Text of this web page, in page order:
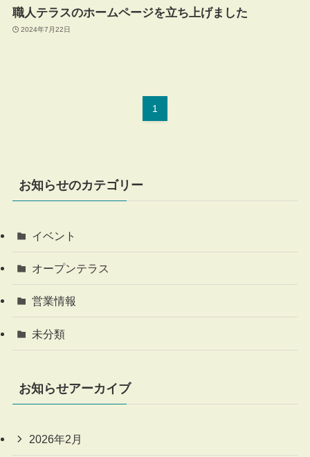
職人テラスのホームページを立ち上げました
2024年7月22日
1
お知らせのカテゴリー
イベント
オープンテラス
営業情報
未分類
お知らせアーカイブ
2026年2月